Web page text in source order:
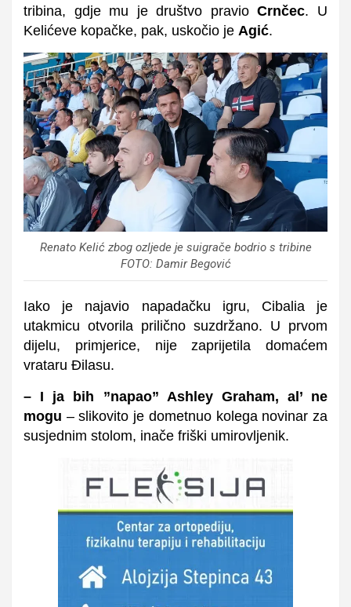
tribina, gdje mu je društvo pravioCrnčec. U
Kelićeve kopačke, pak, uskočio je Agić.
Renato Kelić zbog ozljede je suigrače bodrio s tribine
FOTO: Damir Begović
Iako je najavio napadačku igru, Cibalia je
utakmicu otvorila prilično suzdržano. U prvom
dijelu, primjerice, nije zaprijetila domaćem
vrataru Đilasu.
– I ja bih ”napao” Ashley Graham, al’ ne
mogu – slikovito je dometnuo kolega novinar za
susjednim stolom, inače friški umirovljenik.